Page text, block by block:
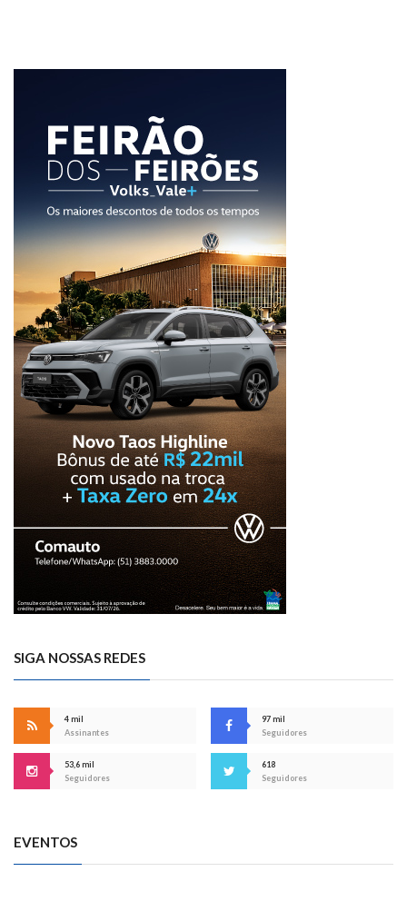
SIGA NOSSAS REDES
4 mil
Assinantes
97 mil
Seguidores
53,6 mil
Seguidores
618
Seguidores
EVENTOS